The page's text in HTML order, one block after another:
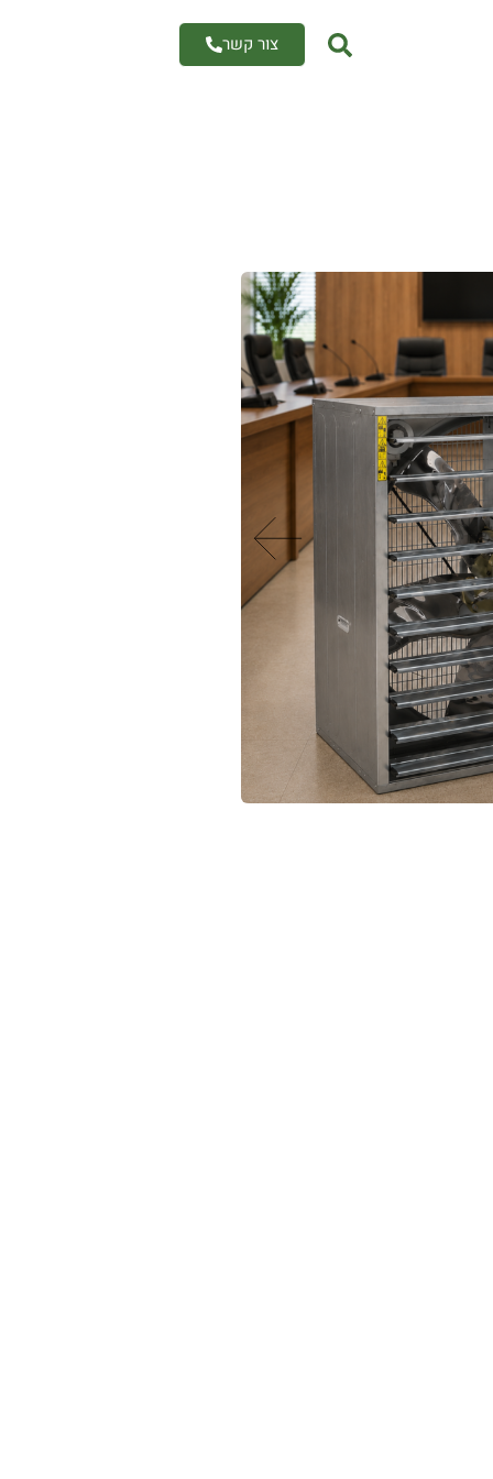
צור קשר